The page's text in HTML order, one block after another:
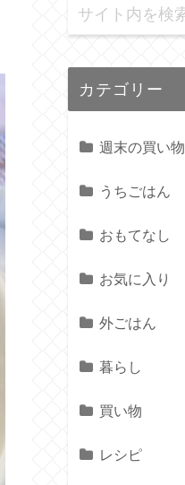
カテゴリー
週末の買い物
うちごはん
おもてなし
お気に入り
外ごはん
暮らし
買い物
レシピ